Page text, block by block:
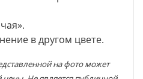
в другом цвете.
на фото может